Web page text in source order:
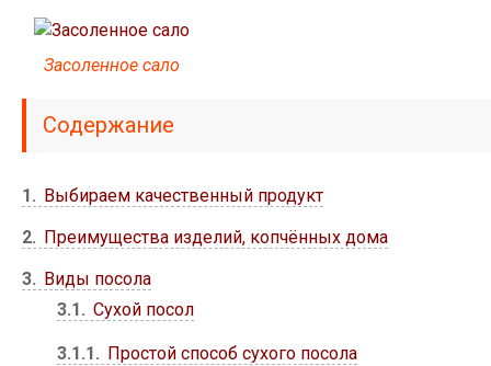
Засоленное сало
Содержание
1
Выбираем качественный продукт
2
Преимущества изделий, копчённых дома
3
Виды посола
3.1
Сухой посол
3.1.1 Простой способ сухого посола